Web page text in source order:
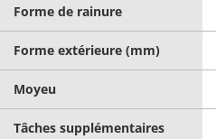
Forme de rainure
Forme extérieure (mm)
Moyeu
Tâches supplémentaires